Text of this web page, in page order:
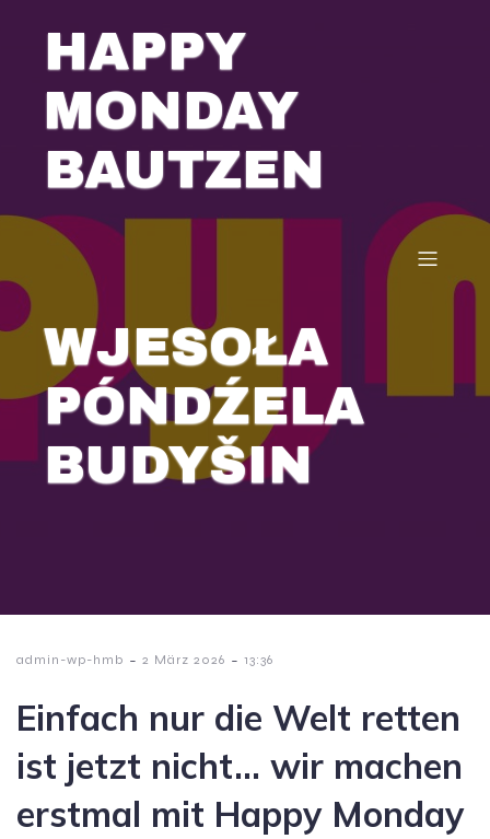
HAPPY
MONDAY
BAUTZEN
WJESOŁA
PÓNDŹELA
BUDYŠIN
admin-wp-hmb - 2 März 2026 - 13:36
Einfach nur die Welt retten
ist jetzt nicht… wir machen
erstmal mit Happy Monday